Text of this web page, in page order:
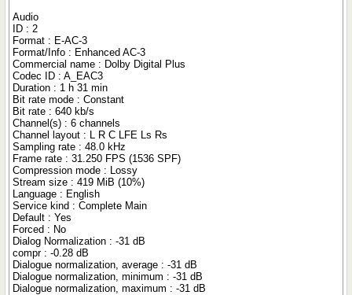
Audio
ID : 2
Format : E-AC-3
Format/Info : Enhanced AC-3
Commercial name : Dolby Digital Plus
Codec ID : A_EAC3
Duration : 1 h 31 min
Bit rate mode : Constant
Bit rate : 640 kb/s
Channel(s) : 6 channels
Channel layout : L R C LFE Ls Rs
Sampling rate : 48.0 kHz
Frame rate : 31.250 FPS (1536 SPF)
Compression mode : Lossy
Stream size : 419 MiB (10%)
Language : English
Service kind : Complete Main
Default : Yes
Forced : No
Dialog Normalization : -31 dB
compr : -0.28 dB
Dialogue normalization, average : -31 dB
Dialogue normalization, minimum : -31 dB
Dialogue normalization, maximum : -31 dB